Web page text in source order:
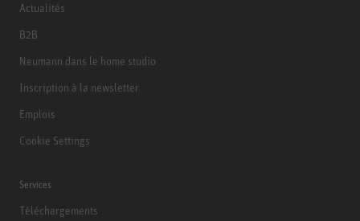
Actualités
B2B
Neumann dans le home studio
Inscription à la newsletter
Emplois
Cookie Settings
Services
Téléchargements